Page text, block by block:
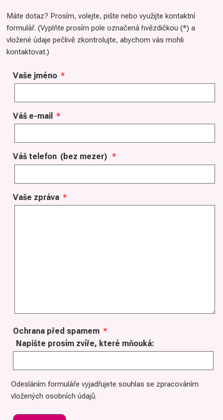
Máte dotaz? Prosím, volejte, pište nebo využijte kontaktní
formulář. (Vyplňte prosím pole označená hvězdičkou (*) a
vložené údaje pečlivě zkontrolujte, abychom vás mohli
kontaktovat.)
Vaše jméno *
Váš e-mail *
Váš telefon (bez mezer) *
Vaše zpráva *
Ochrana před spamem *
Napište prosím zvíře, které mňouká:
Odesláním formuláře vyjadřujete souhlas se zpracováním
vložených osobních údajů.